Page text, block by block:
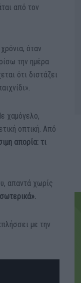
από τον
όταν
την ημέρα
ότι διστάζει
χαμόγελο,
οπτική. Από
απορία: τι
απαντά χωρίς
με την